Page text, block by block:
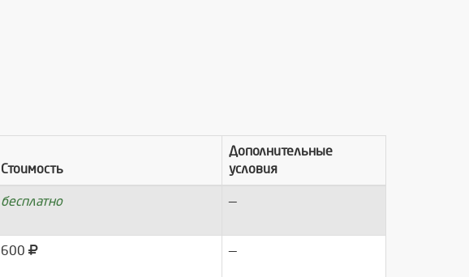
Стоимость
Дополнительные
условия
бесплатно —
600 —